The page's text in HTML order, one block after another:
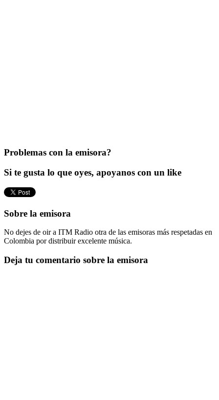
Problemas con la emisora?
Si te gusta lo que oyes, apoyanos con un like
Sobre la emisora
No dejes de oir a ITM Radio otra de las emisoras más respetadas en
Colombia por distribuir excelente música.
Deja tu comentario sobre la emisora